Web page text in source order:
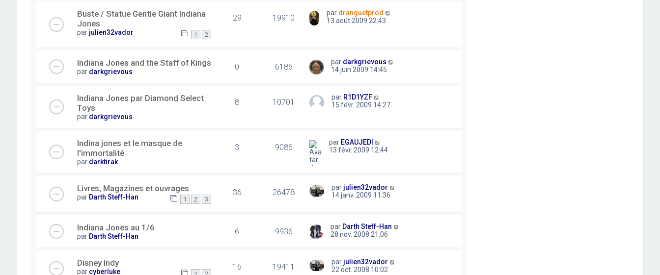
Buste / Statue Gentle Giant Indiana
Jones
par julien32vador 1 2
29 19910 par dranguetprod
13 août 2009 22:43
Indiana Jones and the Staff of Kings
par darkgrievous 0 6186 par darkgrievous
14 juin 2009 14:45
Indiana Jones par Diamond Select
Toys
par darkgrievous
8 10701 par R1D1YZF
15 févr. 2009 14:27
Indina jones et le masque de
l'immortalité
par darktirak
3 9086 par EGAUJEDI
13 févr. 2009 12:44
Livres, Magazines et ouvrages
par Darth Steff-Han 1 2 3
36 26478 par julien32vador
14 janv. 2009 11:36
Indiana Jones au 1/6
par Darth Steff-Han 6 9936 par Darth Steff-Han
28 nov. 2008 21:06
Disney Indy
par cyberluke 16 19411 par julien32vador
22 oct. 2008 10:02